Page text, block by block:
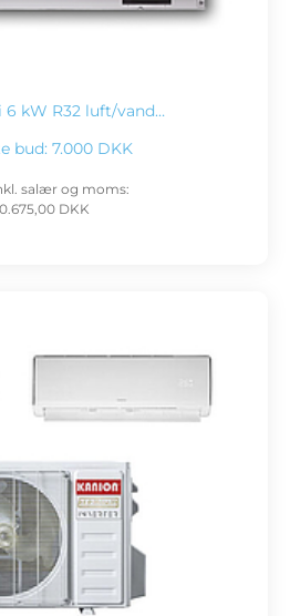
6 kW R32 luft/vand…
bud: 7.000 DKK
salær og moms:
DKK